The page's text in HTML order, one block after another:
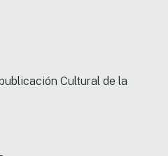
Cultural de la